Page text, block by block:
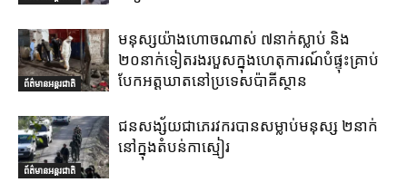
ព័ត៌មានអន្តរជាតិ
មនុស្សយ៉ាងហោចណាស់ ៧នាក់ស្លាប់ និង
២០នាក់ទៀតរងរបួសក្នុងហេតុការណ៍បំផ្ទុះគ្រាប់
បែកអត្តឃាតនៅប្រទេសប៉ាគីស្ថាន
ព័ត៌មានអន្តរជាតិ
ជនសង្ស័យជាភេរវករបានសម្លាប់មនុស្ស ២នាក់
នៅក្នុងតំបន់កាស្មៀរ